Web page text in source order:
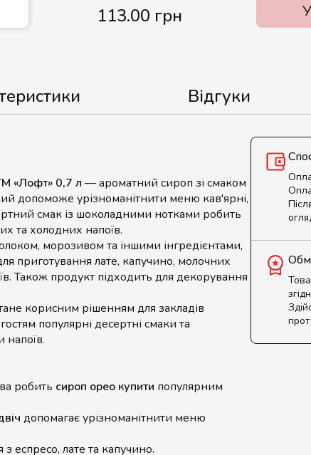
113.00 грн
Відгуки
«Лофт» 0,7 л — ароматний сироп зі смаком
допоможе урізноманітнити меню кав'ярні,
смак із шоколадними нотками робить
та холодних напоїв.
морозивом та іншими інгредієнтами,
приготування лате, капучино, молочних
Також продукт підходить для декорування
корисним рішенням для закладів
популярні десертні смаки та
напоїв.
робить сироп орео купити популярним
допомагає урізноманітнити меню
еспресо, лате та капучино.